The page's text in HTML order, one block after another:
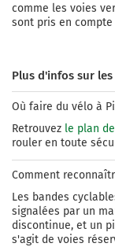
comme les voies
sont pris en
Plus d'infos sur
Où faire du vélo à
Retrouvez le plan
rouler en toute
Comment
Les bandes
signalées par un
discontinue, et un
s'agit de voies